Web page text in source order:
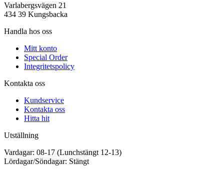
Varlabergsvägen 21
434 39 Kungsbacka
Handla hos oss
Mitt konto
Special Order
Integritetspolicy
Kontakta oss
Kundservice
Kontakta oss
Hitta hit
Utställning
Vardagar: 08-17 (Lunchstängt 12-13)
Lördagar/Söndagar: Stängt